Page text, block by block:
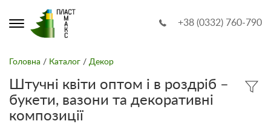
+38 (0332) 760-790
Головна / Каталог / Декор
Штучні квіти оптом і в роздріб –
букети, вазони та декоративні
композиції